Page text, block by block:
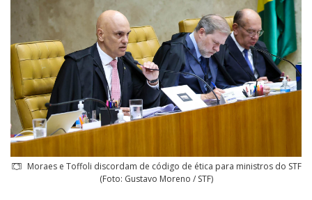
Moraes e Toffoli discordam de código de ética para ministros do STF
(Foto: Gustavo Moreno / STF)